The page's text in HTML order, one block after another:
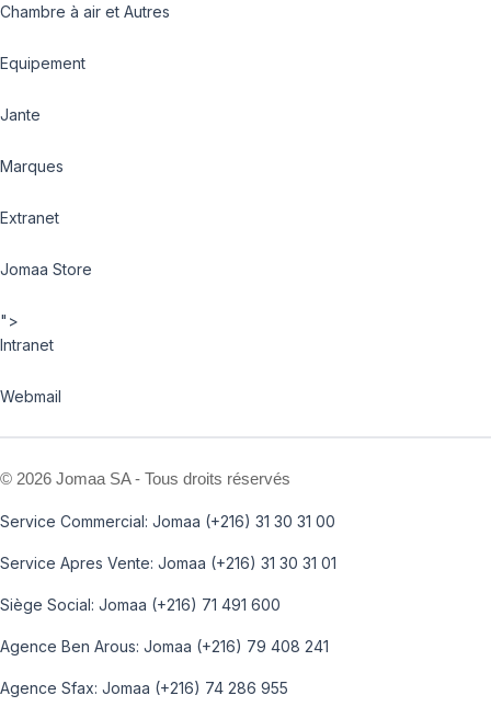
Chambre à air et Autres
Equipement
Jante
Marques
Extranet
Jomaa Store
">
Intranet
Webmail
© 2026 Jomaa SA - Tous droits réservés
Service Commercial: Jomaa (+216) 31 30 31 00
Service Apres Vente: Jomaa (+216) 31 30 31 01
Siège Social: Jomaa (+216) 71 491 600
Agence Ben Arous: Jomaa (+216) 79 408 241
Agence Sfax: Jomaa (+216) 74 286 955